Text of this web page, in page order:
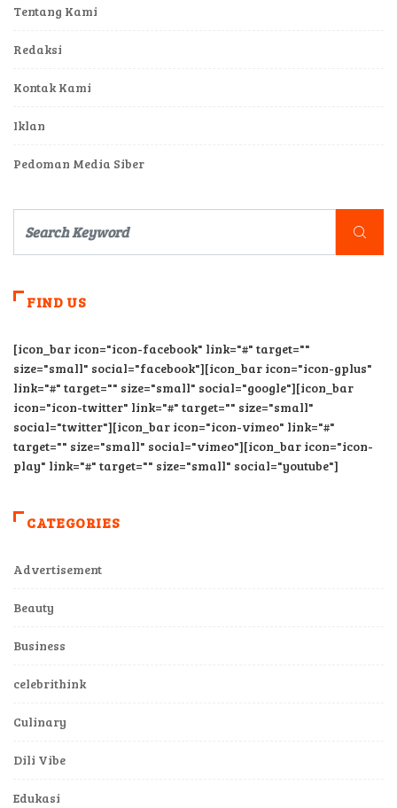
Tentang Kami
Redaksi
Kontak Kami
Iklan
Pedoman Media Siber
FIND US
[icon_bar icon="icon-facebook" link="#" target=""
size="small" social="facebook"][icon_bar icon="icon-gplus"
link="#" target="" size="small" social="google"][icon_bar
icon="icon-twitter" link="#" target="" size="small"
social="twitter"][icon_bar icon="icon-vimeo" link="#"
target="" size="small" social="vimeo"][icon_bar icon="icon-
play" link="#" target="" size="small" social="youtube"]
CATEGORIES
Advertisement
Beauty
Business
celebrithink
Culinary
Dili Vibe
Edukasi